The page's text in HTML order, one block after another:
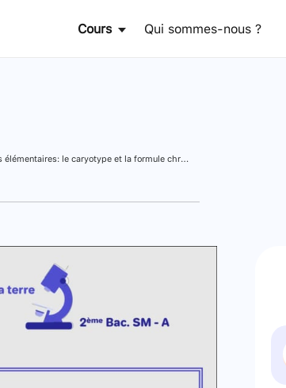
Cours Qui sommes-nous ?
Notions élémentaires: le caryotype et la formule chromosomique